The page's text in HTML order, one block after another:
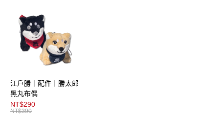
LINE Pay
AFTEE先享後付
【關於「AFTEE先享後付」】
便利好安心！
１．簡單：不需註冊會員、不需綁卡、不需儲值。
２．便利：只要手機號碼，簡訊認證，即可結帳。
３．安心：先確認商品／服務後，再付款。
運送方式
全家取貨付款
江戶勝｜配件｜勝太郎
黑丸布偶
NT$290
NT$390